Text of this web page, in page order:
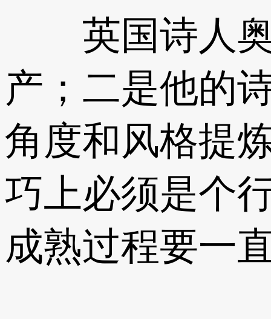
英国诗人奥
产；二是他的
角度和风格提
巧上必须是个
成熟过程要一